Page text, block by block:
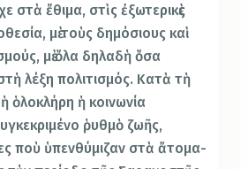
στὰ ἔθιμα, στὶς ἐξωτερικὲς
μὲ τοὺς δημόσιους καὶ
μὲ ὅλα δηλαδὴ ὅσα
λέξη πολιτισμός. Κατὰ τὴ
ὁλοκλήρη ἡ κοινωνία
ῥυθμὸ ζωῆς,
ποὺ ὑπενθύμιζαν στὰ ἄτομα-